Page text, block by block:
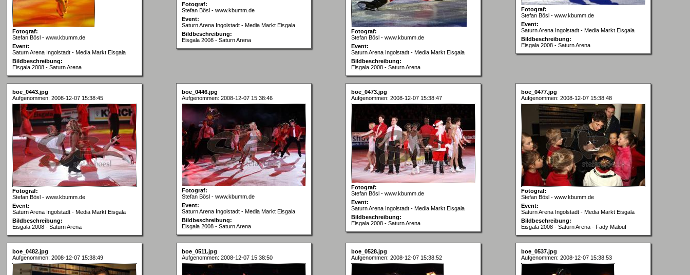
Fotograf:
Stefan Bösl - www.kbumm.de
Event:
Saturn Arena Ingolstadt - Media Markt Eisgala
Bildbeschreibung:
Eisgala 2008 - Saturn Arena
Fotograf:
Stefan Bösl - www.kbumm.de
Event:
Saturn Arena Ingolstadt - Media Markt Eisgala
Bildbeschreibung:
Eisgala 2008 - Saturn Arena
Fotograf:
Stefan Bösl - www.kbumm.de
Event:
Saturn Arena Ingolstadt - Media Markt Eisgala
Bildbeschreibung:
Eisgala 2008 - Saturn Arena
Fotograf:
Stefan Bösl - www.kbumm.de
Event:
Saturn Arena Ingolstadt - Media Markt Eisgala
Bildbeschreibung:
Eisgala 2008 - Saturn Arena
boe_0443.jpg
Aufgenommen: 2008-12-07 15:38:45
Fotograf:
Stefan Bösl - www.kbumm.de
Event:
Saturn Arena Ingolstadt - Media Markt Eisgala
Bildbeschreibung:
Eisgala 2008 - Saturn Arena
boe_0446.jpg
Aufgenommen: 2008-12-07 15:38:46
Fotograf:
Stefan Bösl - www.kbumm.de
Event:
Saturn Arena Ingolstadt - Media Markt Eisgala
Bildbeschreibung:
Eisgala 2008 - Saturn Arena
boe_0473.jpg
Aufgenommen: 2008-12-07 15:38:47
Fotograf:
Stefan Bösl - www.kbumm.de
Event:
Saturn Arena Ingolstadt - Media Markt Eisgala
Bildbeschreibung:
Eisgala 2008 - Saturn Arena
boe_0477.jpg
Aufgenommen: 2008-12-07 15:38:48
Fotograf:
Stefan Bösl - www.kbumm.de
Event:
Saturn Arena Ingolstadt - Media Markt Eisgala
Bildbeschreibung:
Eisgala 2008 - Saturn Arena - Fady Malouf
boe_0482.jpg
Aufgenommen: 2008-12-07 15:38:49
boe_0511.jpg
Aufgenommen: 2008-12-07 15:38:50
boe_0528.jpg
Aufgenommen: 2008-12-07 15:38:52
boe_0537.jpg
Aufgenommen: 2008-12-07 15:38:53